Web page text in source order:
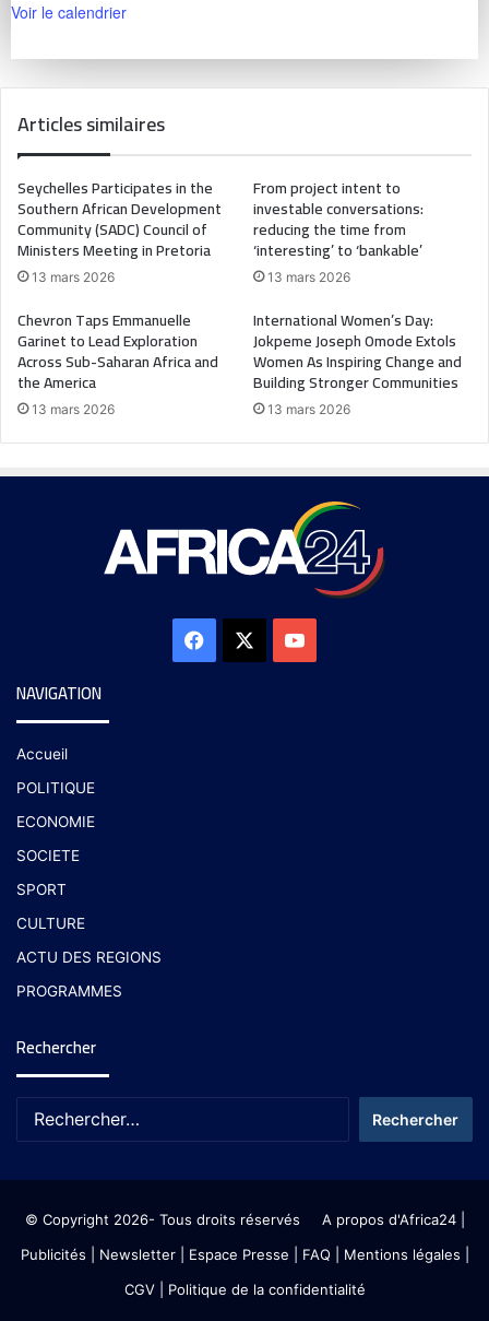
Voir le calendrier
Articles similaires
Seychelles Participates in the
Southern African Development
Community (SADC) Council of
Ministers Meeting in Pretoria
13 mars 2026
From project intent to
investable conversations:
reducing the time from
‘interesting’ to ‘bankable’
13 mars 2026
Chevron Taps Emmanuelle
Garinet to Lead Exploration
Across Sub-Saharan Africa and
the America
13 mars 2026
International Women’s Day:
Jokpeme Joseph Omode Extols
Women As Inspiring Change and
Building Stronger Communities
13 mars 2026
NAVIGATION
Accueil
POLITIQUE
ECONOMIE
SOCIETE
SPORT
CULTURE
ACTU DES REGIONS
PROGRAMMES
Rechercher
© Copyright 2026- Tous droits réservés A propos d'Africa24|
Publicités
Newsletter| Espace Presse | FAQ | Mentions légales
CGV| Politique de la confidentialité